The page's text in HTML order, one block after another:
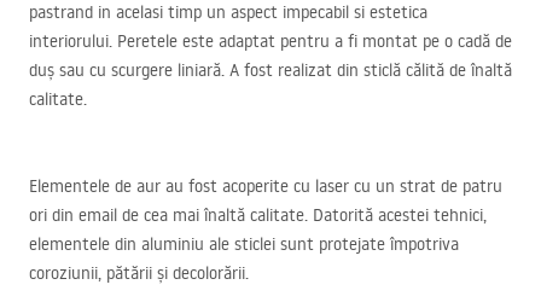
pastrand in acelasi timp un aspect impecabil si estetica
interiorului. Peretele este adaptat pentru a fi montat pe o cadă de
duș sau cu scurgere liniară. A fost realizat din sticlă călită de înaltă
calitate.
Elementele de aur au fost acoperite cu laser cu un strat de patru
ori din email de cea mai înaltă calitate. Datorită acestei tehnici,
elementele din aluminiu ale sticlei sunt protejate împotriva
coroziunii, pătării și decolorării.